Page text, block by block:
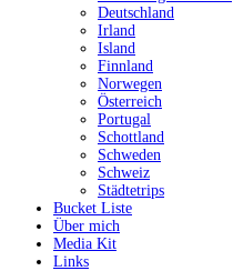
Deutschland
Irland
Island
Finnland
Norwegen
Österreich
Portugal
Schottland
Schweden
Schweiz
Städtetrips
Bucket Liste
Über mich
Media Kit
Links